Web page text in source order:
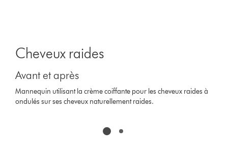
Cheveux raides
Avant et après
Mannequin utilisant la crème coiffante pour les cheveux raides à
ondulés sur ses cheveux naturellement raides.